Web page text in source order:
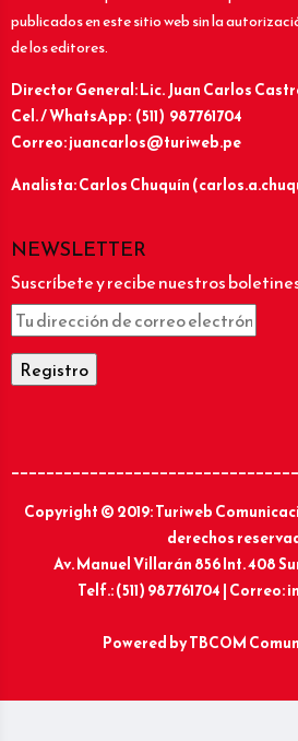
publicados en este sitio web sin la
de los editores.
Director General: Lic.Juan Carlos
Cel. / WhatsApp: (511) 987761704
Correo: juancarlos@turiweb.pe
Analista: Carlos Chuquín
NEWSLETTER
Suscríbete y recibe nuestros
Copyright © 2019: Turiweb
derechos
Av. Manuel Villarán 856 Int. 408
Telf.: (511) 987761704 |
Powered byTBCOM